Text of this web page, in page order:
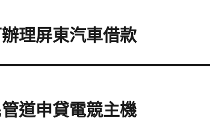
理屏東汽車借款
道申貸電競主機